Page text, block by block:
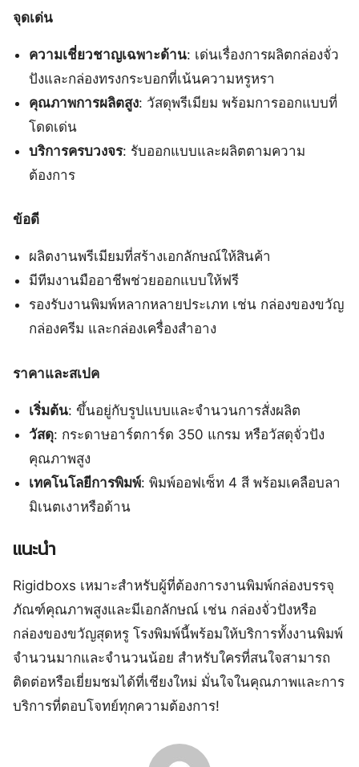
จุดเด่น
ความเชี่ยวชาญเฉพาะด้าน: เด่นเรื่องการผลิตกล่องจั่ว
ปังและกล่องทรงกระบอกที่เน้นความหรูหรา
คุณภาพการผลิตสูง: วัสดุพรีเมียม พร้อมการออกแบบที่
โดดเด่น
บริการครบวงจร: รับออกแบบและผลิตตามความ
ต้องการ
ข้อดี
ผลิตงานพรีเมียมที่สร้างเอกลักษณ์ให้สินค้า
มีทีมงานมืออาชีพช่วยออกแบบให้ฟรี
รองรับงานพิมพ์หลากหลายประเภท เช่น กล่องของขวัญ
กล่องครีม และกล่องเครื่องสำอาง
ราคาและสเปค
เริ่มต้น: ขึ้นอยู่กับรูปแบบและจำนวนการสั่งผลิต
วัสดุ: กระดาษอาร์ตการ์ด 350 แกรม หรือวัสดุจั่วปัง
คุณภาพสูง
เทคโนโลยีการพิมพ์: พิมพ์ออฟเซ็ท 4 สี พร้อมเคลือบลา
มิเนตเงาหรือด้าน
แนะนำ
Rigidboxs เหมาะสำหรับผู้ที่ต้องการงานพิมพ์กล่องบรรจุ
ภัณฑ์คุณภาพสูงและมีเอกลักษณ์ เช่น กล่องจั่วปังหรือ
กล่องของขวัญสุดหรู โรงพิมพ์นี้พร้อมให้บริการทั้งงานพิมพ์
จำนวนมากและจำนวนน้อย สำหรับใครที่สนใจสามารถ
ติดต่อหรือเยี่ยมชมได้ที่เชียงใหม่ มั่นใจในคุณภาพและการ
บริการที่ตอบโจทย์ทุกความต้องการ!